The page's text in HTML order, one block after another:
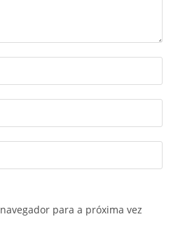
para a próxima vez